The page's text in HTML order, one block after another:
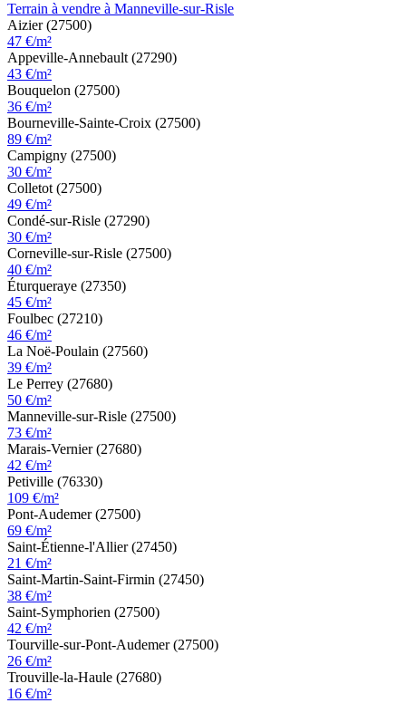
Terrain à vendre à Manneville-sur-Risle
Aizier (27500)
47 €/m²
Appeville-Annebault (27290)
43 €/m²
Bouquelon (27500)
36 €/m²
Bourneville-Sainte-Croix (27500)
89 €/m²
Campigny (27500)
30 €/m²
Colletot (27500)
49 €/m²
Condé-sur-Risle (27290)
30 €/m²
Corneville-sur-Risle (27500)
40 €/m²
Éturqueraye (27350)
45 €/m²
Foulbec (27210)
46 €/m²
La Noë-Poulain (27560)
39 €/m²
Le Perrey (27680)
50 €/m²
Manneville-sur-Risle (27500)
73 €/m²
Marais-Vernier (27680)
42 €/m²
Petiville (76330)
109 €/m²
Pont-Audemer (27500)
69 €/m²
Saint-Étienne-l'Allier (27450)
21 €/m²
Saint-Martin-Saint-Firmin (27450)
38 €/m²
Saint-Symphorien (27500)
42 €/m²
Tourville-sur-Pont-Audemer (27500)
26 €/m²
Trouville-la-Haule (27680)
16 €/m²